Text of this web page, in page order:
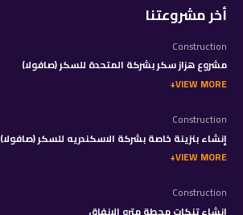
أخر مشروعتنا
Construction
مشروع هزاز سكر بشركة المتحدة للسكر (صافولا)
VIEW MORE
Construction
إنشاء بنزينة خاصة بشركة الاسكندريه للسكر (صافولا)
VIEW MORE
Construction